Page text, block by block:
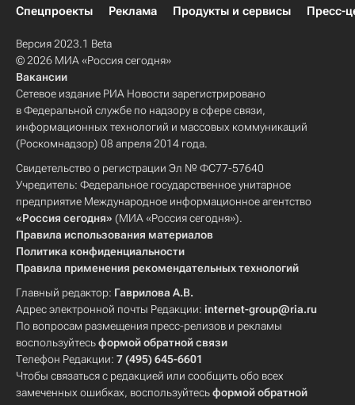
Спецпроекты
Реклама Продукты и сервисы Пресс-
Версия 2023.1 Beta
© 2026 МИА «Россия сегодня»
Вакансии
Сетевое издание РИА Новости зарегистрировано
в Федеральной службе по надзору в сфере связи,
информационных технологий и массовых коммуникаций
(Роскомнадзор) 08 апреля 2014 года.
Свидетельство о регистрации Эл № ФС77-57640
Учредитель: Федеральное государственное унитарное
предприятие Международное информационное агентство
«Россия сегодня» (МИА «Россия сегодня»).
Правила использования материалов
Политика конфиденциальности
Правила применения рекомендательных технологий
Главный редактор: Гаврилова А.В.
Адрес электронной почты Редакции: internet-group@ria.ru
По вопросам размещения пресс-релизов и рекламы
воспользуйтесьформой обратной связи
Телефон Редакции: 7 (495) 645-6601
Чтобы связаться с редакцией или сообщить обо всех
замеченных ошибках, воспользуйтесьформой обратной